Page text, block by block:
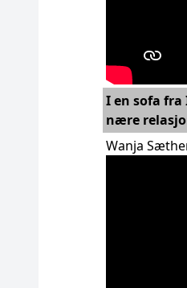
I en sofa fra
nære
Wanja